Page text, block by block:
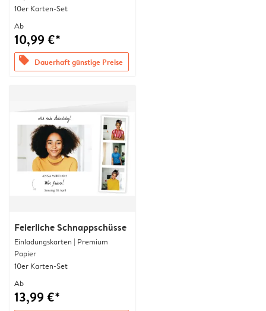
10er Karten-Set
Ab
10,99 €*
offers Dauerhaft günstige Preise
Feierliche Schnappschüsse
Einladungskarten | Premium
Papier
10er Karten-Set
Ab
13,99 €*